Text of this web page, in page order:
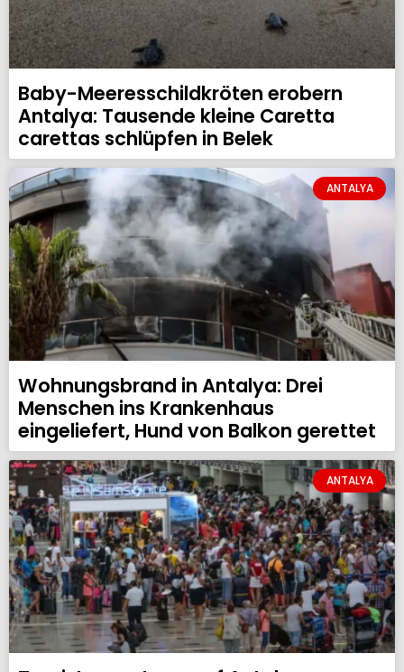
Baby-Meeresschildkröten erobern
Antalya: Tausende kleine Caretta
carettas schlüpfen in Belek
ANTALYA
Wohnungsbrand in Antalya: Drei
Menschen ins Krankenhaus
eingeliefert, Hund von Balkon gerettet
ANTALYA